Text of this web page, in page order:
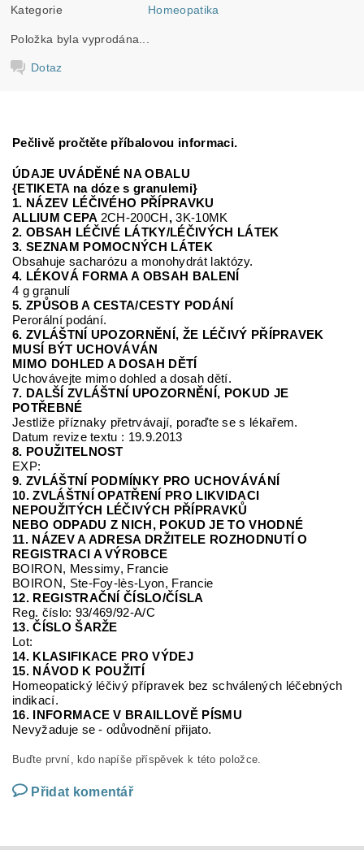
Kategorie Homeopatika
Položka byla vyprodána...
Dotaz
Pečlivě pročtěte příbalovou informaci.
ÚDAJE UVÁDĚNÉ NA OBALU
{ETIKETA na dóze s granulemi}
1. NÁZEV LÉČIVÉHO PŘÍPRAVKU
ALLIUM CEPA 2CH-200CH ,3K-10MK
2. OBSAH LÉČIVÉ LÁTKY/LÉČIVÝCH LÁTEK
3. SEZNAM POMOCNÝCH LÁTEK
Obsahuje sacharózu a monohydrát laktózy.
4. LÉKOVÁ FORMA A OBSAH BALENÍ
4 g granulí
5. ZPŮSOB A CESTA/CESTY PODÁNÍ
Perorální podání.
6. ZVLÁŠTNÍ UPOZORNĚNÍ, ŽE LÉČIVÝ PŘÍPRAVEK
MUSÍ BÝT UCHOVÁVÁN
MIMO DOHLED A DOSAH DĚTÍ
Uchovávejte mimo dohled a dosah dětí.
7. DALŠÍ ZVLÁŠTNÍ UPOZORNĚNÍ, POKUD JE
POTŘEBNÉ
Jestliže příznaky přetrvávají, poraďte se s lékařem.
Datum revize textu : 19.9.2013
8. POUŽITELNOST
EXP:
9. ZVLÁŠTNÍ PODMÍNKY PRO UCHOVÁVÁNÍ
10. ZVLÁŠTNÍ OPATŘENÍ PRO LIKVIDACI
NEPOUŽITÝCH LÉČIVÝCH PŘÍPRAVKŮ
NEBO ODPADU Z NICH, POKUD JE TO VHODNÉ
11. NÁZEV A ADRESA DRŽITELE ROZHODNUTÍ O
REGISTRACI A VÝROBCE
BOIRON, Messimy, Francie
BOIRON, Ste-Foy-lès-Lyon, Francie
12. REGISTRAČNÍ ČÍSLO/ČÍSLA
Reg. číslo: 93/469/92-A/C
13. ČÍSLO ŠARŽE
Lot:
14. KLASIFIKACE PRO VÝDEJ
15. NÁVOD K POUŽITÍ
Homeopatický léčivý přípravek bez schválených léčebných
indikací.
16. INFORMACE V BRAILLOVĚ PÍSMU
Nevyžaduje se-odůvodnění přijato.
Buďte první, kdo napíše příspěvek k této položce.
Přidat komentář